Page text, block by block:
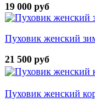
19 000 руб
Пуховик женский
21 500 руб
Пуховик женский